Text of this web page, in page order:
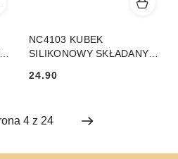
NC4103 KUBEK
SILIKONOWY SKŁADANY
CAMP
Cena:
24.90